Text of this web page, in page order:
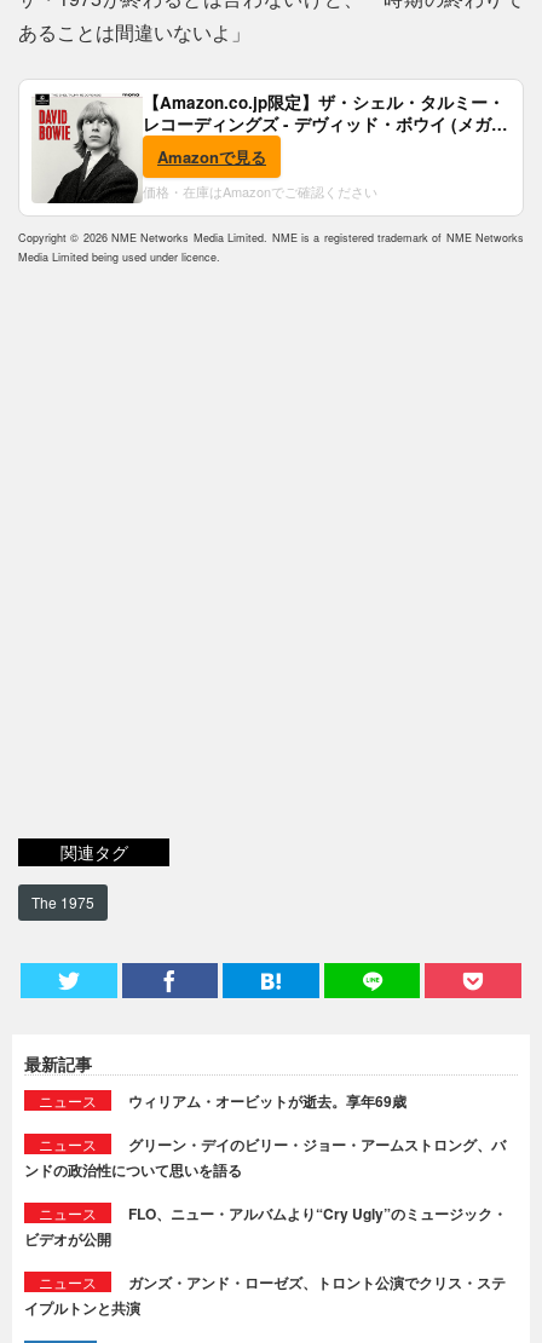
あることは間違いないよ」
【Amazon.co.jp限定】ザ・シェル・タルミー・
レコーディングズ - デヴィッド・ボウイ (メガジ
ャケ付)
Amazonで見る
価格・在庫はAmazonでご確認ください
Copyright © 2026 NME Networks Media Limited. NME is a registered trademark of NME Networks
Media Limited being used under licence.
関連タグ
The 1975
最新記事
ニュース ウィリアム・オービットが逝去。享年69歳
ニュース
グリーン・デイのビリー・ジョー・アームストロング、バ
ンドの政治性について思いを語る
ニュース
FLO、ニュー・アルバムより“Cry Ugly”のミュージック・
ビデオが公開
ニュース
ガンズ・アンド・ローゼズ、トロント公演でクリス・ステ
イプルトンと共演